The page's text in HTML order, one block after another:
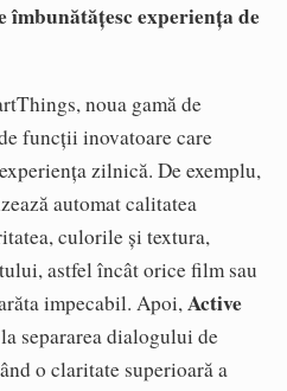
îmbunătățesc experiența de
noua gamă de
funcții inovatoare care
zilnică. De exemplu,
automat calitatea
culorile și textura,
astfel încât orice film sau
impecabil. Apoi,Active
separarea dialogului de
o claritate superioară a